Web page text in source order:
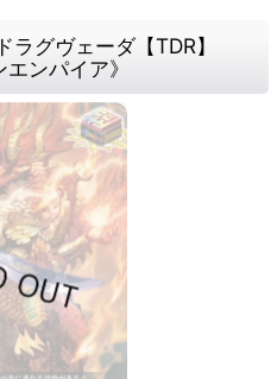
ラグヴェーダ【TDR】
ンパイア》